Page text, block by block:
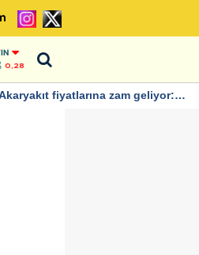
0,28
fiyatlarına zam geliyor: